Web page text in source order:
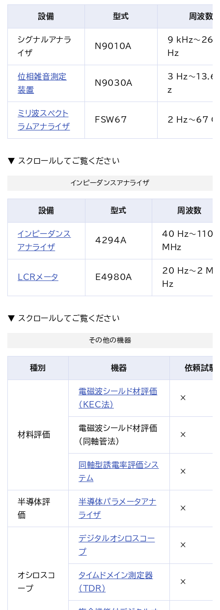
設備 型式 周波数
シグナルアナラ
イザ
N9010A
9 kHz～
Hz
位相雑音測定
装置
N9030A
3 Hz～13.6
z
ミリ波スペクト
ラムアナライザ
FSW67 2 Hz～67
設備 型式 周波数
インピーダンス
アナライザ
4294A
40 Hz～110
MHz
LCRメータ E4980A
20 Hz～2 M
Hz
インピーダンスアナライザ
種別 機器 依頼試験
材料評価
電磁波シールド材評価
（KEC法）
×
電磁波シールド材評価
（同軸管法）
×
同軸型誘電率評価シス
テム
×
半導体評
価
半導体パラメータアナ
ライザ
×
オシロスコ
ープ
デジタルオシロスコー
プ
×
タイムドメイン測定器
（TDR）
×
その他の機器